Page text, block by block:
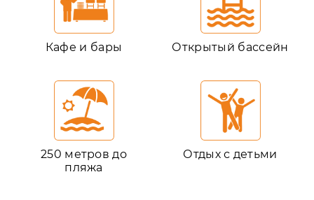
Кафе и бары Открытый бассейн
250 метров до
пляжа
Отдых с детьми